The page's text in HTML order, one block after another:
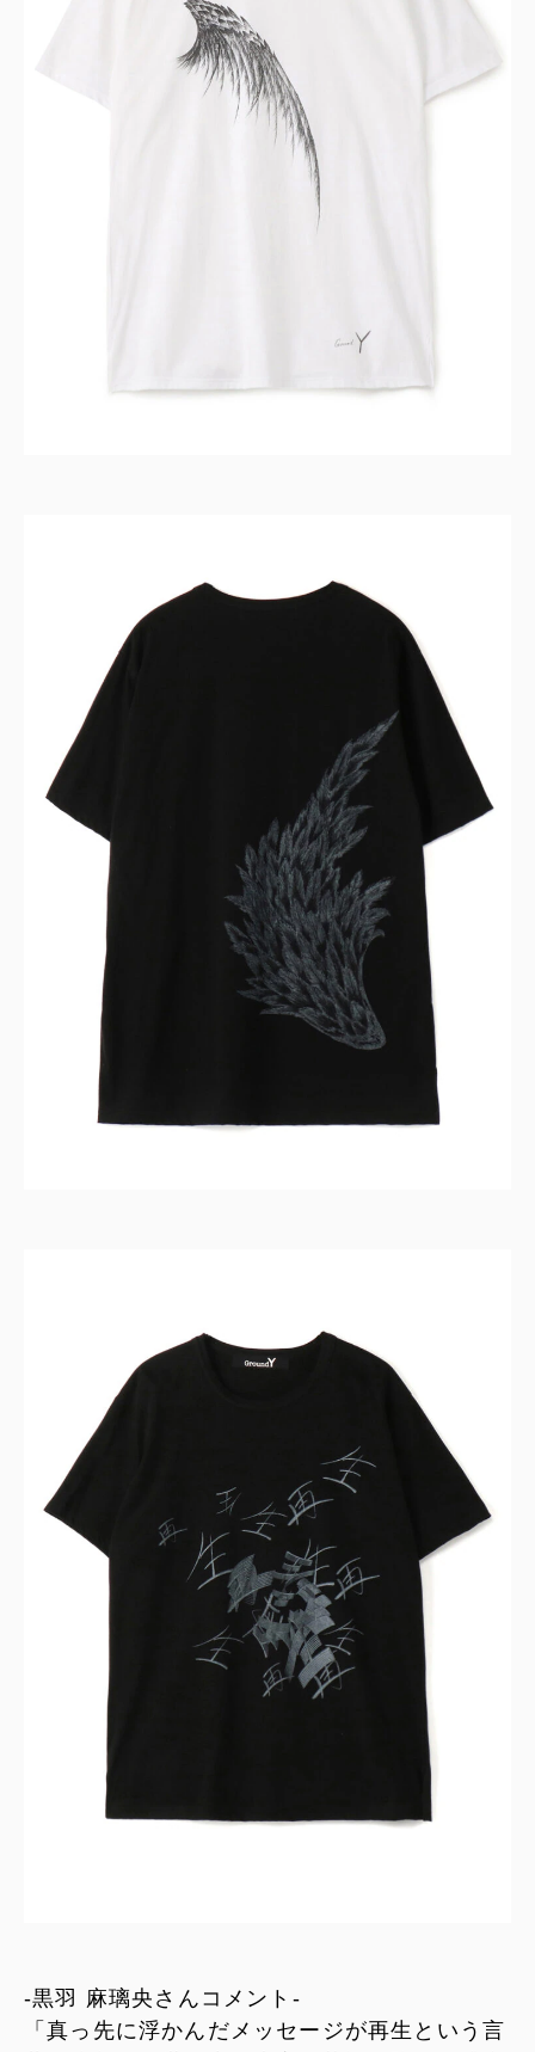
-黒羽 麻璃央さんコメント-
「真っ先に浮かんだメッセージが再生という言